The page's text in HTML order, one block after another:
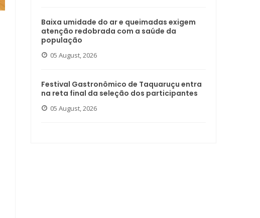
Baixa umidade do ar e queimadas exigem
atenção redobrada com a saúde da
população
05 August, 2026
Festival Gastronômico de Taquaruçu entra
na reta final da seleção dos participantes
05 August, 2026